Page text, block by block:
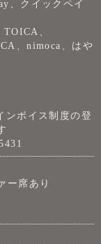
、クイックペイ
、
、nimoca、はや
ンボイス制度の登
ー席あり